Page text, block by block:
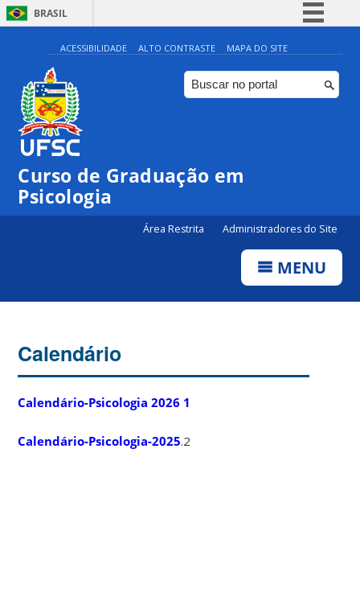
BRASIL
Simplifique!
Comunica BR
Participe
Canais
ACESSIBILIDADE ALTO CONTRASTE MAPA DO SITE
Curso de Graduação em
Psicologia
Área Restrita Administradores do Site
MENU
Calendário
Calendário-Psicologia 2026 1
Calendário-Psicologia-2025.2